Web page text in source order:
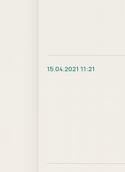
15.04.2021 11:21